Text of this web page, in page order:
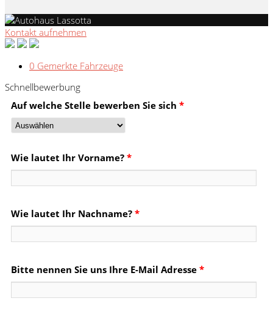
Kontakt aufnehmen
0 Gemerkte Fahrzeuge
Schnellbewerbung
Auf welche Stelle bewerben Sie sich *
Wie lautet Ihr Vorname? *
Wie lautet Ihr Nachname? *
Bitte nennen Sie uns Ihre E-Mail Adresse *